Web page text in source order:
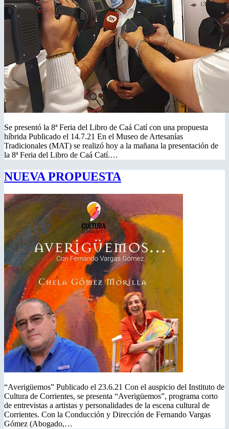
Se presentó la 8ª Feria del Libro de Caá Catí con una propuesta
híbrida Publicado el 14.7.21 En el Museo de Artesanías
Tradicionales (MAT) se realizó hoy a la mañana la presentación de
la 8ª Feria del Libro de Caá Catí.…
NUEVA PROPUESTA
“Averigüemos” Publicado el 23.6.21 Con el auspicio del Instituto de
Cultura de Corrientes, se presenta “Averigüemos”, programa corto
de entrevistas a artistas y personalidades de la escena cultural de
Corrientes. Con la Conducción y Dirección de Fernando Vargas
Gómez (Abogado,…